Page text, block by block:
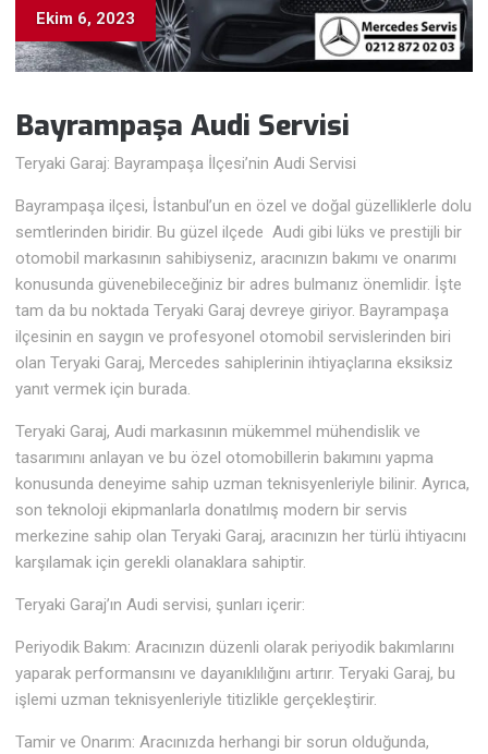
Ekim 6, 2023
Bayrampaşa Audi Servisi
Teryaki Garaj: Bayrampaşa İlçesi’nin Audi Servisi
Bayrampaşa ilçesi, İstanbul’un en özel ve doğal güzelliklerle dolu
semtlerinden biridir. Bu güzel ilçede Audi gibi lüks ve prestijli bir
otomobil markasının sahibiyseniz, aracınızın bakımı ve onarımı
konusunda güvenebileceğiniz bir adres bulmanız önemlidir. İşte
tam da bu noktada Teryaki Garaj devreye giriyor. Bayrampaşa
ilçesinin en saygın ve profesyonel otomobil servislerinden biri
olan Teryaki Garaj, Mercedes sahiplerinin ihtiyaçlarına eksiksiz
yanıt vermek için burada.
Teryaki Garaj, Audi markasının mükemmel mühendislik ve
tasarımını anlayan ve bu özel otomobillerin bakımını yapma
konusunda deneyime sahip uzman teknisyenleriyle bilinir. Ayrıca,
son teknoloji ekipmanlarla donatılmış modern bir servis
merkezine sahip olan Teryaki Garaj, aracınızın her türlü ihtiyacını
karşılamak için gerekli olanaklara sahiptir.
Teryaki Garaj’ın Audi servisi, şunları içerir:
Periyodik Bakım: Aracınızın düzenli olarak periyodik bakımlarını
yaparak performansını ve dayanıklılığını artırır. Teryaki Garaj, bu
işlemi uzman teknisyenleriyle titizlikle gerçekleştirir.
Tamir ve Onarım: Aracınızda herhangi bir sorun olduğunda,